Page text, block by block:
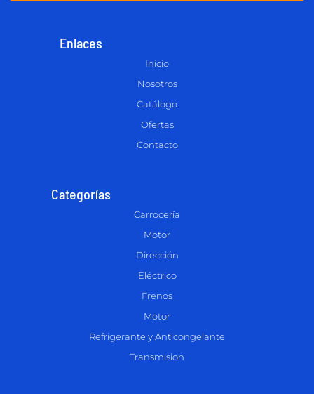
Enlaces
Inicio
Nosotros
Catálogo
Ofertas
Contacto
Categorías
Carrocería
Motor
Dirección
Eléctrico
Frenos
Motor
Refrigerante y Anticongelante
Transmision